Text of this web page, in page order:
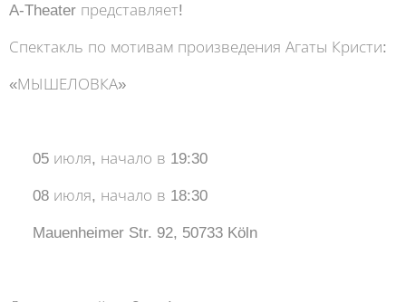
A-Theater представляет! 🕵️‍♀️ 🧳
Спектакль по мотивам произведения Агаты Кристи:
«МЫШЕЛОВКА»
⏰ 05 июля, начало в 19:30
⏰ 08 июля, начало в 18:30
📍 Mauenheimer Str. 92, 50733 Köln